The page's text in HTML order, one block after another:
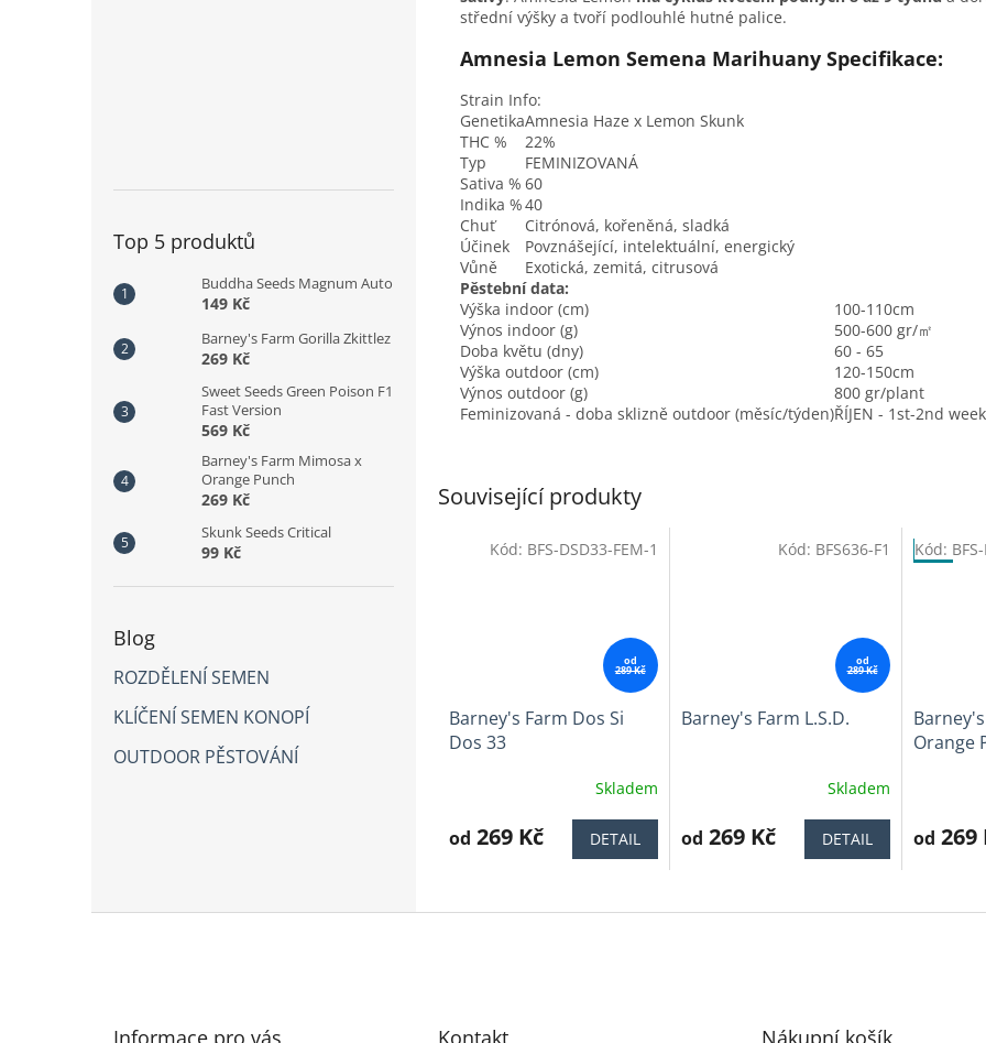
Top 5 produktů
Buddha Seeds Magnum Auto
149 Kč
Barney's Farm Gorilla Zkittlez
269 Kč
Sweet Seeds Green Poison F1
Fast Version
569 Kč
Barney's Farm Mimosa x
Orange Punch
269 Kč
Skunk Seeds Critical
99 Kč
Blog
ROZDĚLENÍ SEMEN
KLÍČENÍ SEMEN KONOPÍ
OUTDOOR PĚSTOVÁNÍ
Související produkty
od
289 Kč
Barney's Farm Dos Si
Dos 33
produktu
5
Skladem
od 269 Kč DETAIL
Kód: BFS-DSD33-FEM-1
od
289 Kč
Barney's Farm L.S.D.
produktu
5
Skladem
od 269 Kč DETAIL
Kód: BFS636-F1 Tip
Orange
produktu
5
od 269
Kód:
střední výšky a tvoří podlouhlé hutné palice.
Amnesia Lemon Semena Marihuany Specifikace:
Strain Info:
GenetikaAmnesia Haze x Lemon Skunk
THC %
22%
Typ
FEMINIZOVANÁ
Sativa % 60
Indika %40
Chuť
Citrónová, kořeněná, sladká
Účinek
Povznášející, intelektuální, energický
Vůně
Exotická, zemitá, citrusová
Pěstební data:
Výška indoor (cm)
100-110cm
Výnos indoor (g)
500-600 gr/㎡
Doba květu (dny)
60 - 65
Výška outdoor (cm)
120-150cm
Výnos outdoor (g)
800 gr/plant
Feminizovaná - doba sklizně outdoor (měsíc/týden)ŘÍJEN - 1st-2nd week